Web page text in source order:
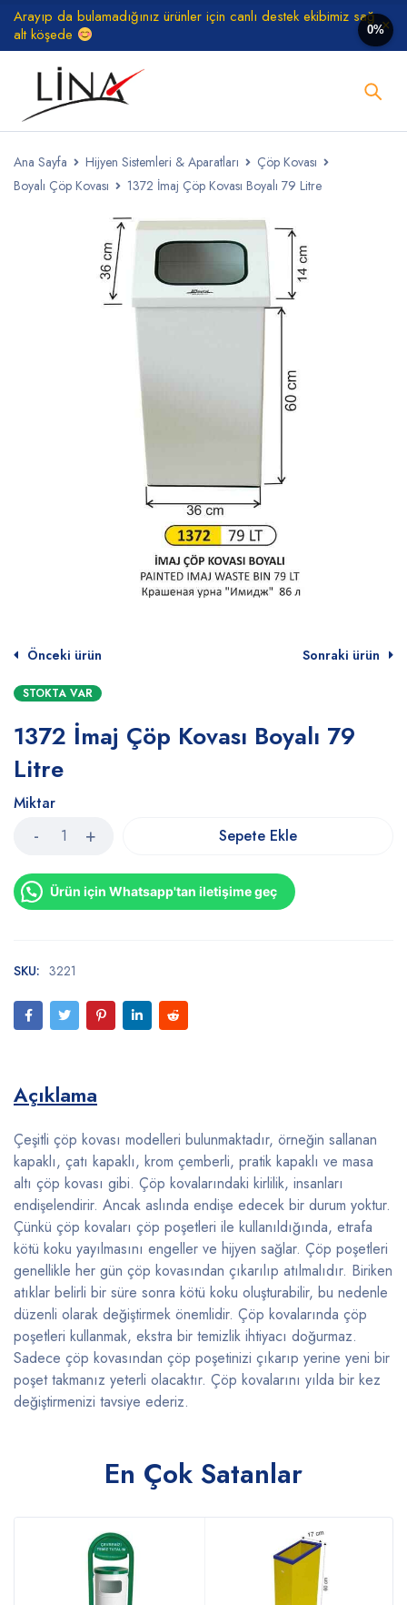
Arayıp da bulamadığınız ürünler için canlı destek ekibimiz sağ
alt köşede
Ana Sayfa Hijyen Sistemleri & Aparatları
Çöp Kovası
Boyalı Çöp Kovası
1372 İmaj Çöp Kovası Boyalı 79 Litre
Önceki ürün Sonraki ürün
STOKTA VAR
1372 İmaj Çöp Kovası Boyalı 79
Litre
Miktar
Sepete Ekle
Ürün için Whatsapp'tan iletişime geç
SKU: 3221
Açıklama
Çeşitli çöp kovası modelleri bulunmaktadır, örneğin sallanan
kapaklı, çatı kapaklı, krom çemberli, pratik kapaklı ve masa
altı çöp kovası gibi. Çöp kovalarındaki kirlilik, insanları
endişelendirir. Ancak aslında endişe edecek bir durum yoktur.
Çünkü çöp kovaları çöp poşetleri ile kullanıldığında, etrafa
kötü koku yayılmasını engeller ve hijyen sağlar. Çöp poşetleri
genellikle her gün çöp kovasından çıkarılıp atılmalıdır. Biriken
atıklar belirli bir süre sonra kötü koku oluşturabilir, bu nedenle
düzenli olarak değiştirmek önemlidir. Çöp kovalarında çöp
poşetleri kullanmak, ekstra bir temizlik ihtiyacı doğurmaz.
Sadece çöp kovasından çöp poşetinizi çıkarıp yerine yeni bir
poşet takmanız yeterli olacaktır. Çöp kovalarını yılda bir kez
değiştirmenizi tavsiye ederiz.
En Çok Satanlar
0%